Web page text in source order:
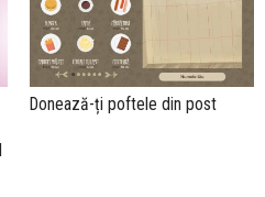
Donează-ți poftele din post